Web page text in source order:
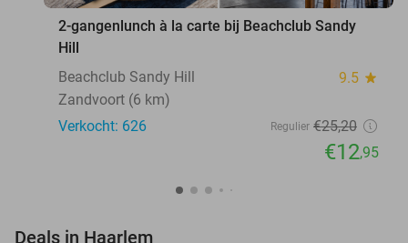
2-gangenlunch à la carte bij Beachclub Sandy
Hill
Beachclub Sandy Hill
9.5 star
Zandvoort (6 km)
Verkocht: 626
Regulier €25,20
€12,95
Deals in Haarlem